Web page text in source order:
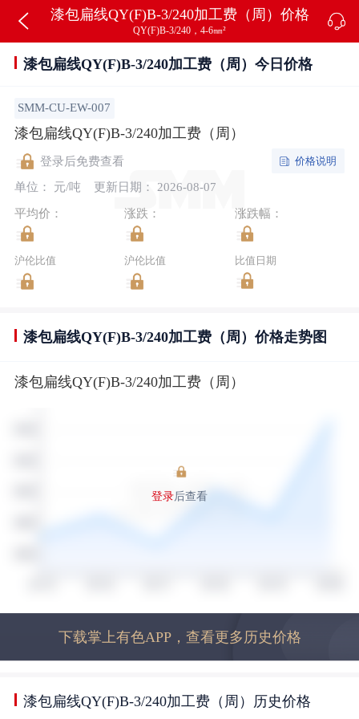
漆包扁线QY(F)B-3/240加工费（周）价格
QY(F)B-3/240，4-6㎜²
漆包扁线QY(F)B-3/240加工费（周）今日价格
SMM-CU-EW-007
漆包扁线QY(F)B-3/240加工费（周）
登录后免费查看
单位： 元/吨
更新日期： 2026-08-07
价格说明
平均价： 涨跌： 涨跌幅：
沪伦比值 沪伦比值 比值日期
漆包扁线QY(F)B-3/240加工费（周）价格走势图
漆包扁线QY(F)B-3/240加工费（周）
登录后查看
下载掌上有色APP，查看更多历史价格
漆包扁线QY(F)B-3/240加工费（周）历史价格